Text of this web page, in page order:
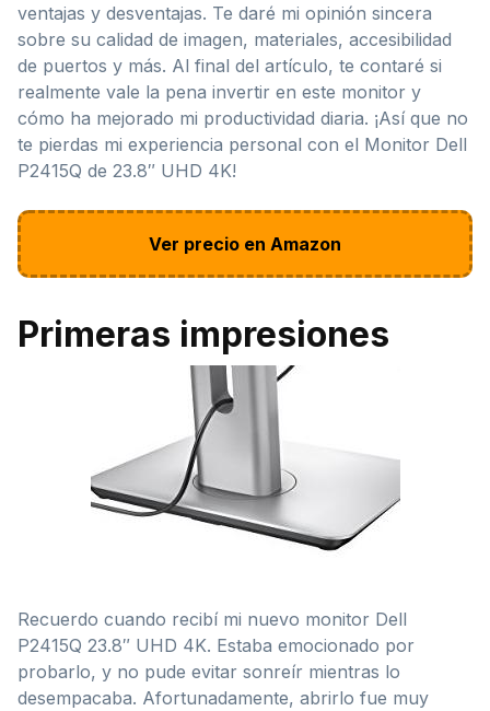
ventajas y desventajas. Te daré mi opinión sincera
sobre su calidad de imagen, materiales, accesibilidad
de puertos y más. Al final del artículo, te contaré si
realmente vale la pena invertir en este monitor y
cómo ha mejorado mi productividad diaria. ¡Así que no
te pierdas mi experiencia personal con el Monitor Dell
P2415Q de 23.8″ UHD 4K!
Ver precio en Amazon
Primeras impresiones
Recuerdo cuando recibí mi nuevo monitor Dell
P2415Q 23.8″ UHD 4K. Estaba emocionado por
probarlo, y no pude evitar sonreír mientras lo
desempacaba. Afortunadamente, abrirlo fue muy